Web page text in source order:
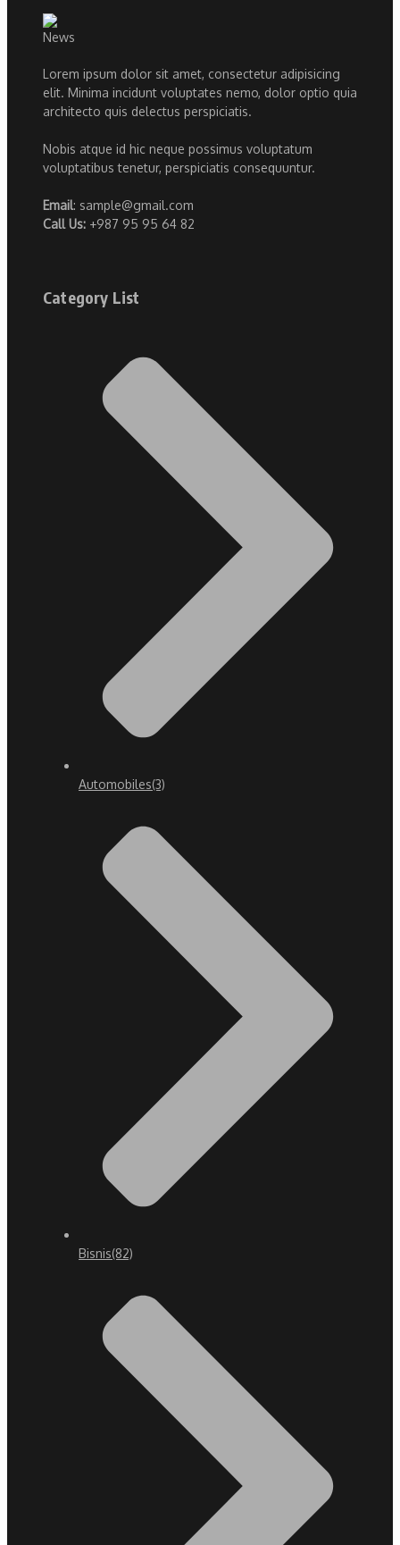
Lorem ipsum dolor sit amet, consectetur adipisicing
elit. Minima incidunt voluptates nemo, dolor optio quia
architecto quis delectus perspiciatis.
Nobis atque id hic neque possimus voluptatum
voluptatibus tenetur, perspiciatis consequuntur.
Email: sample@gmail.com
Call Us: +987 95 95 64 82
Category List
Automobiles(3)
Bisnis(82)